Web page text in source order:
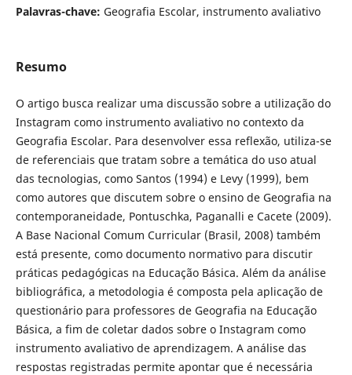
Palavras-chave: Geografia Escolar, instrumento avaliativo
Resumo
O artigo busca realizar uma discussão sobre a utilização do
Instagram como instrumento avaliativo no contexto da
Geografia Escolar. Para desenvolver essa reflexão, utiliza-se
de referenciais que tratam sobre a temática do uso atual
das tecnologias, como Santos (1994) e Levy (1999), bem
como autores que discutem sobre o ensino de Geografia na
contemporaneidade, Pontuschka, Paganalli e Cacete (2009).
A Base Nacional Comum Curricular (Brasil, 2008) também
está presente, como documento normativo para discutir
práticas pedagógicas na Educação Básica. Além da análise
bibliográfica, a metodologia é composta pela aplicação de
questionário para professores de Geografia na Educação
Básica, a fim de coletar dados sobre o Instagram como
instrumento avaliativo de aprendizagem. A análise das
respostas registradas permite apontar que é necessária